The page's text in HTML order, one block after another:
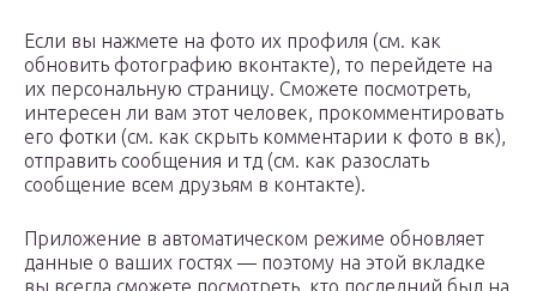
Если вы нажмете на фото их профиля (см. как
обновить фотографию вконтакте), то перейдете на
их персональную страницу. Сможете посмотреть,
интересен ли вам этот человек, прокомментировать
его фотки (см. как скрыть комментарии к фото в вк),
отправить сообщения и тд (см. как разослать
сообщение всем друзьям в контакте).
Приложение в автоматическом режиме обновляет
данные о ваших гостях — поэтому на этой вкладке
вы всегда сможете посмотреть, кто последний был на